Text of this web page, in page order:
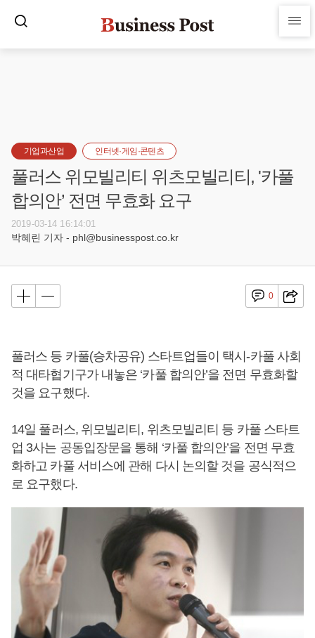
기업과산업 인터넷·게임·콘텐츠
풀러스 위모빌리티 위츠모빌리티, '카풀
합의안’ 전면 무효화 요구
2019-03-14 16:14:01
박혜린 기자 - phl@businesspost.co.kr
0
풀러스 등 카풀(승차공유) 스타트업들이 택시-카풀 사회
적 대타협기구가 내놓은 ‘카풀 합의안’을 전면 무효화할
것을 요구했다.
14일 풀러스, 위모빌리티, 위츠모빌리티 등 카풀 스타트
업 3사는 공동입장문을 통해 ‘카풀 합의안’을 전면 무효
화하고 카풀 서비스에 관해 다시 논의할 것을 공식적으
로 요구했다.